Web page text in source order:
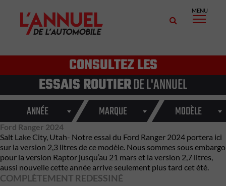
MENU
CONSULTEZ LES
ESSAIS ROUTIERDE L'ANNUEL
ANNÉE MARQUE MODÈLE
Ford Ranger 2024
Salt Lake City, Utah- Notre essai du Ford Ranger 2024 portera ici
sur la version 2,3 litres de ce modèle. Nous sommes sous embargo
pour la version Raptor jusqu’au 21 mars et la version 2,7 litres,
aussi nouvelle cette année arrive seulement plus tard cet été.
COMPLÈTEMENT REDESSINÉ